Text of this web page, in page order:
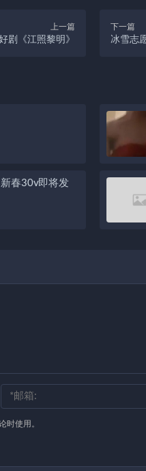
上一篇
剧《江照黎明》
下一篇
冰雪志
春30v即将发
时使用。